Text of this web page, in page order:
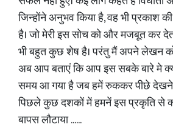
जिन्होंने अनुभव किया है, वह भी प्रकाश
है। जो मेरी इस सोच को और मजबूत कर
भी बहुत कुछ शेष है। परंतु मैं अपने लेखन को
अब आप बताएं कि आप इस सबके बारे मे
समय आ गया है जब हमें रुककर पीछे
पिछले कुछ दशकों में हमनें इस प्रकृति से
बापस लौटाया ......